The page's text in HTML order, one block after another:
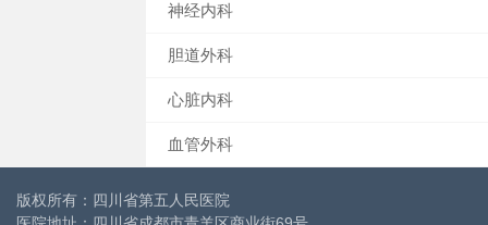
神经内科
胆道外科
心脏内科
血管外科
版权所有：四川省第五人民医院